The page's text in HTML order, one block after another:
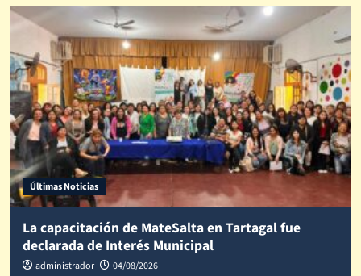
Últimas Noticias
La capacitación de MateSalta en Tartagal fue
declarada de Interés Municipal
administrador 04/08/2026